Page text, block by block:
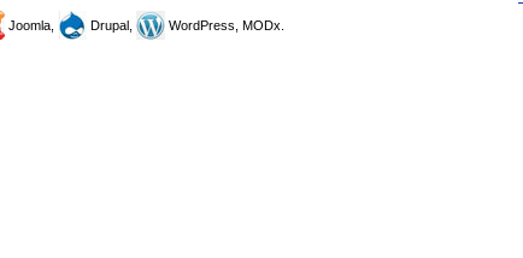
Joomla, Drupal, WordPress, MODx.